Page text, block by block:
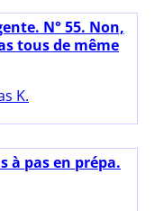
N° 55. Non,
tous de même
K.
à pas en prépa.